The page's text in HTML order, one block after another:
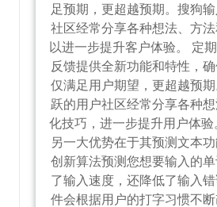
足预期，更超越预期。搜狗
社区经常分享各种想法、方法
以进一步提升客户体验。 定
反馈提供全新功能和特性，
仅满足用户期望，更超越预
跃的用户社区经常分享各种
化技巧，进一步提升用户体
另一大优势在于其预测文本
创新算法预测您想要输入的
了输入速度，还降低了输入
件会根据用户的打字习惯不